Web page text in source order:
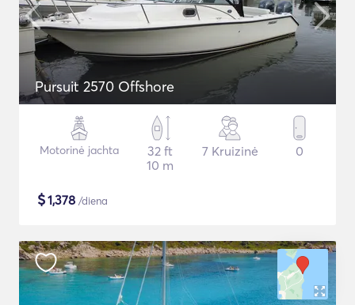
Pursuit 2570 Offshore
Motorinė jachta
32 ft
10 m
7 Kruizinė 0
$1,378 /diena